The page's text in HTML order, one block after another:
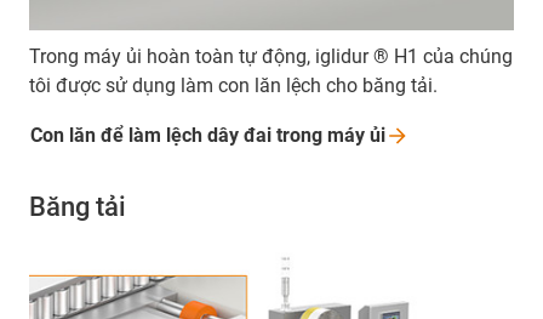
Trong máy ủi hoàn toàn tự động, iglidur ® H1 của chúng
tôi được sử dụng làm con lăn lệch cho băng tải.
Con lăn để làm lệch dây đai trong máy ủi
Băng tải